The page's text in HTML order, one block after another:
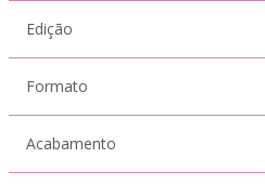
Edição
Formato
Acabamento